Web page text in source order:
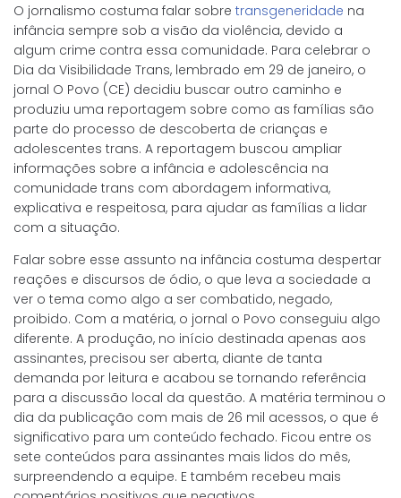
O jornalismo costuma falar sobre transgeneridade na
infância sempre sob a visão da violência, devido a
algum crime contra essa comunidade. Para celebrar o
Dia da Visibilidade Trans, lembrado em 29 de janeiro, o
jornal O Povo (CE) decidiu buscar outro caminho e
produziu uma reportagem sobre como as famílias são
parte do processo de descoberta de crianças e
adolescentes trans. A reportagem buscou ampliar
informações sobre a infância e adolescência na
comunidade trans com abordagem informativa,
explicativa e respeitosa, para ajudar as famílias a lidar
com a situação.
Falar sobre esse assunto na infância costuma despertar
reações e discursos de ódio, o que leva a sociedade a
ver o tema como algo a ser combatido, negado,
proibido. Com a matéria, o jornal o Povo conseguiu algo
diferente. A produção, no início destinada apenas aos
assinantes, precisou ser aberta, diante de tanta
demanda por leitura e acabou se tornando referência
para a discussão local da questão. A matéria terminou o
dia da publicação com mais de 26 mil acessos, o que é
significativo para um conteúdo fechado. Ficou entre os
sete conteúdos para assinantes mais lidos do mês,
surpreendendo a equipe. E também recebeu mais